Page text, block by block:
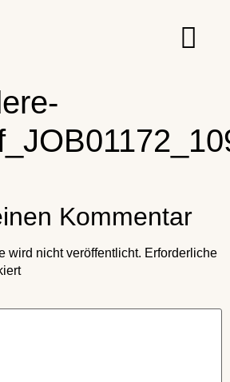
Kommentar
wird nicht veröffentlicht. Erforderliche